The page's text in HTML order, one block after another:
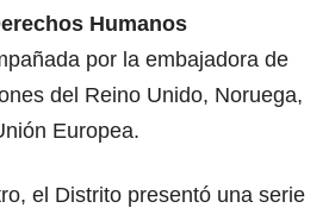
Humanos
por la embajadora de
del Reino Unido, Noruega,
Europea.
el Distrito presentó una serie